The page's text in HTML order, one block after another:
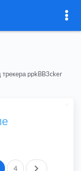
ppkBB3cker
4 След.